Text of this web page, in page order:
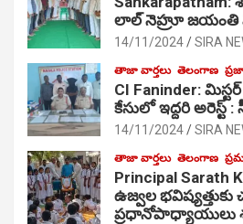
లాల్ నెహ్రూ జయంతి
14/11/2024 SIRA
తాజా వార్తలు తెలంగాణ
CI Faninder:
కేసులో ఇద్దరి అరెస్ట్
14/11/2024 SIRA
తాజా వార్తలు తెలంగాణ
Principal Sarath
ఉజ్వల